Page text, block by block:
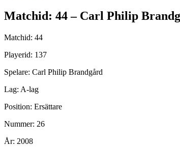
Matchid: 44 – Carl Philip
Matchid: 44
Playerid: 137
Spelare: Carl Philip Brandgård
Lag: A-lag
Position: Ersättare
Nummer: 26
År: 2008